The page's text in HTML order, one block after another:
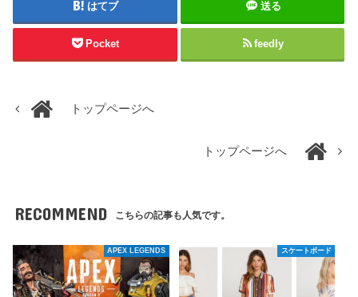
はてブ 送る
Pocket feedly
トップページへ
トップページへ
RECOMMEND こちらの記事も人気です。
APEX LEGENDS スケートボード